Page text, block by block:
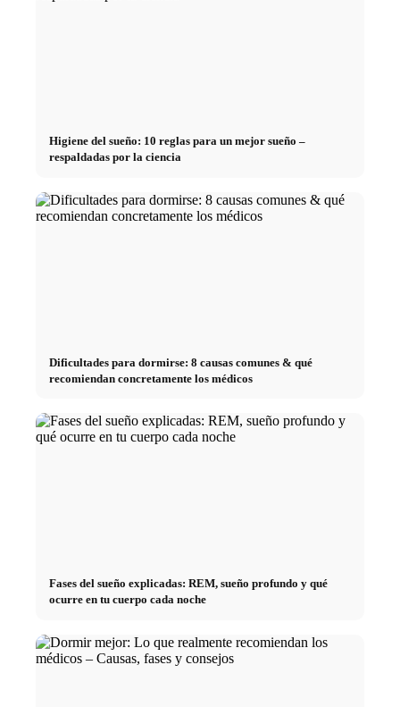
Higiene del sueño: 10 reglas para un mejor sueño –
respaldadas por la ciencia
Dificultades para dormirse: 8 causas comunes & qué
recomiendan concretamente los médicos
Fases del sueño explicadas: REM, sueño profundo y qué
ocurre en tu cuerpo cada noche